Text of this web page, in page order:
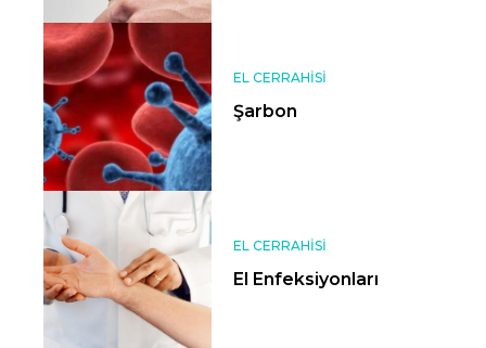
EL CERRAHISI
Şarbon
EL CERRAHISI
El Enfeksiyonları